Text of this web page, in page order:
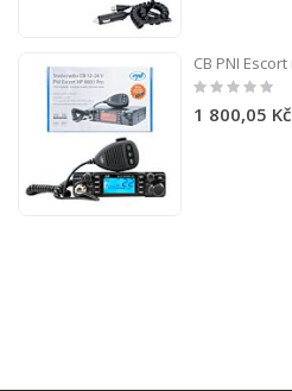
Rating:
0%
1 800,05 Kč